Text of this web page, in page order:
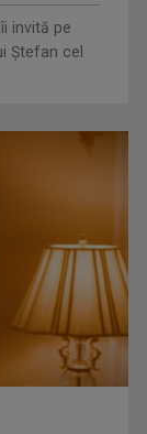
şi ...
invită pe
Ștefan cel